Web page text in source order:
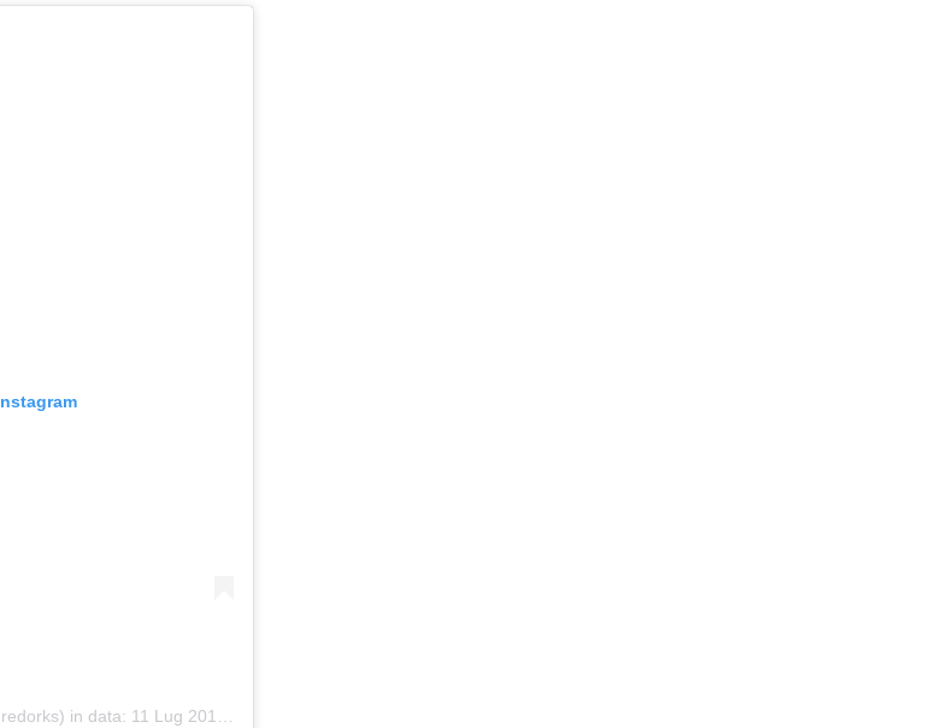
in data: 11 Lug 2015 alle ore 10:49 PDT